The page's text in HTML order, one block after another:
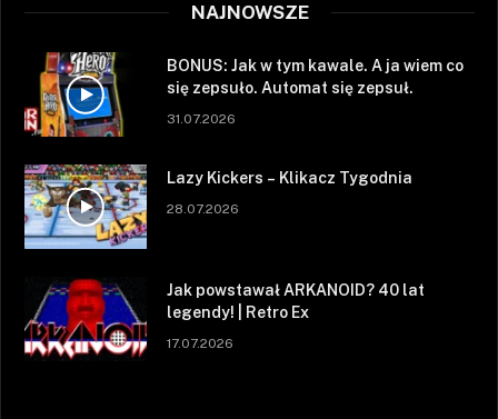
NAJNOWSZE
BONUS: Jak w tym kawale. A ja wiem co
się zepsuło. Automat się zepsuł.
31.07.2026
Lazy Kickers – Klikacz Tygodnia
28.07.2026
Jak powstawał ARKANOID? 40 lat
legendy! | Retro Ex
17.07.2026